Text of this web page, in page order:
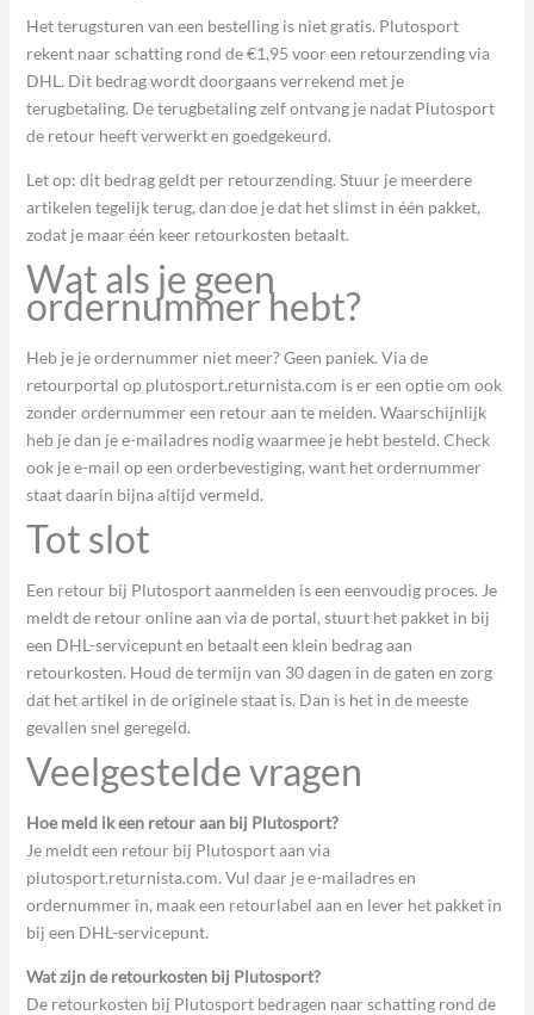
Het terugsturen van een bestelling is niet gratis. Plutosport
rekent naar schatting rond de €1,95 voor een retourzending via
DHL. Dit bedrag wordt doorgaans verrekend met je
terugbetaling. De terugbetaling zelf ontvang je nadat Plutosport
de retour heeft verwerkt en goedgekeurd.
Let op: dit bedrag geldt per retourzending. Stuur je meerdere
artikelen tegelijk terug, dan doe je dat het slimst in één pakket,
zodat je maar één keer retourkosten betaalt.
Wat als je geen
ordernummer hebt?
Heb je je ordernummer niet meer? Geen paniek. Via de
retourportal op plutosport.returnista.com is er een optie om ook
zonder ordernummer een retour aan te melden. Waarschijnlijk
heb je dan je e-mailadres nodig waarmee je hebt besteld. Check
ook je e-mail op een orderbevestiging, want het ordernummer
staat daarin bijna altijd vermeld.
Tot slot
Een retour bij Plutosport aanmelden is een eenvoudig proces. Je
meldt de retour online aan via de portal, stuurt het pakket in bij
een DHL-servicepunt en betaalt een klein bedrag aan
retourkosten. Houd de termijn van 30 dagen in de gaten en zorg
dat het artikel in de originele staat is. Dan is het in de meeste
gevallen snel geregeld.
Veelgestelde vragen
Hoe meld ik een retour aan bij Plutosport?
Je meldt een retour bij Plutosport aan via
plutosport.returnista.com. Vul daar je e-mailadres en
ordernummer in, maak een retourlabel aan en lever het pakket in
bij een DHL-servicepunt.
Wat zijn de retourkosten bij Plutosport?
De retourkosten bij Plutosport bedragen naar schatting rond de